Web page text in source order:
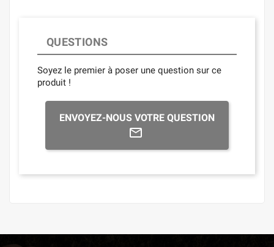
QUESTIONS
Soyez le premier à poser une question sur ce
produit !
ENVOYEZ-NOUS VOTRE QUESTION